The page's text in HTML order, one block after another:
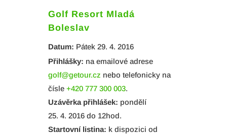
Golf Resort Mladá
Boleslav
Datum: Pátek 29. 4. 2016
Přihlášky: na emailové adrese
golf@getour.cz nebo telefonicky na
čísle +420 777 300 003.
Uzávěrka přihlášek: pondělí
25. 4. 2016 do 12hod.
Startovní listina: k dispozici od